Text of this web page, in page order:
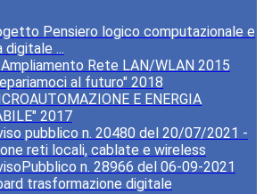
Pensiero logico computazionale e
...
Ampliamento Rete LAN/WLAN 2015
al futuro" 2018
E ENERGIA
2017
pubblico n. 20480 del 20/07/2021 -
reti locali, cablate e wireless
n. 28966 del 06-09-2021
trasformazione digitale